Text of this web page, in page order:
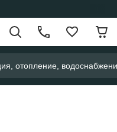
отопление,